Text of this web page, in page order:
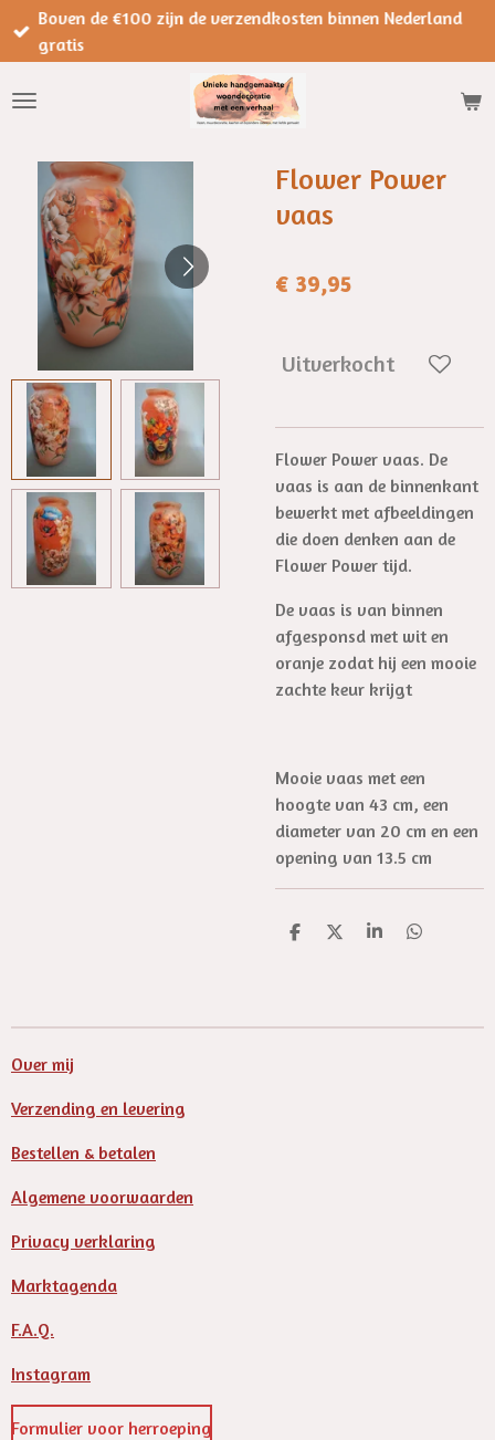
Ga
direct
de
Boven de €100 zijn de verzendkosten binnen Nederland
gratis
Flower Power
vaas
€ 39,95
Uitverkocht
Flower Power vaas. De
vaas is aan de binnenkant
bewerkt met afbeeldingen
die doen denken aan de
Flower Power tijd.
De vaas is van binnen
afgesponsd met wit en
oranje zodat hij een mooie
zachte keur krijgt
Mooie vaas met een
hoogte van 43 cm, een
diameter van 20 cm en een
opening van 13.5 cm
D
D
S
D
Over mij
Verzending en levering
Bestellen & betalen
Algemene voorwaarden
Privacy verklaring
Marktagenda
F.A.Q.
Instagram
Formulier voor herroeping